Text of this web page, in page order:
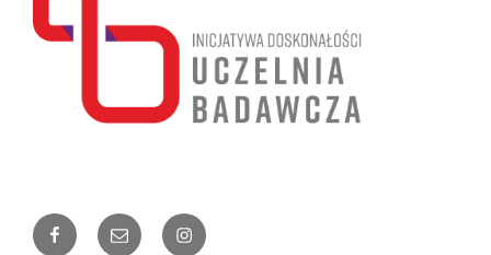
FacebookEmail Instagram